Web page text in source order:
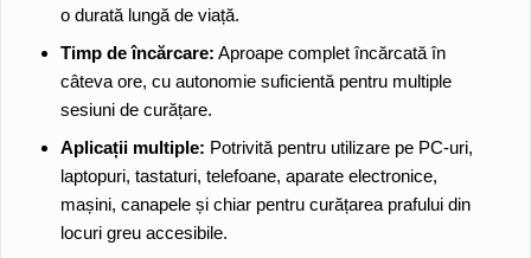
o durată lungă de viață.
Timp de încărcare: Aproape complet încărcată în
câteva ore, cu autonomie suficientă pentru multiple
sesiuni de curățare.
Aplicații multiple: Potrivită pentru utilizare pe PC-uri,
laptopuri, tastaturi, telefoane, aparate electronice,
mașini, canapele și chiar pentru curățarea prafului din
locuri greu accesibile.